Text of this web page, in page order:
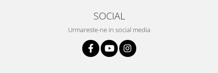
SOCIAL
Urmareste-ne in social media